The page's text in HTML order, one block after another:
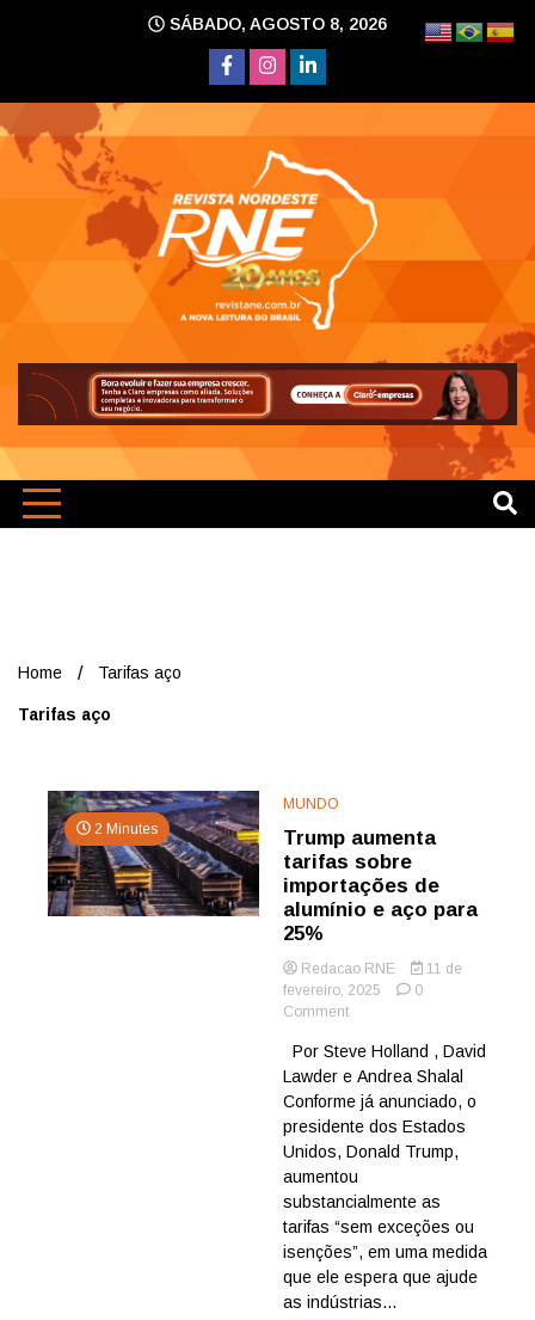
SÁBADO, AGOSTO 8, 2026
Home Tarifas aço
Tarifas aço
2 Minutes
MUNDO
Trump aumenta
tarifas sobre
importações de
alumínio e aço para
25%
Redacao RNE
11 de
fevereiro, 2025
0
Commenton
aumenta
tarifas
sobre
importações
alumínio
e
aço
para
25%
Por Steve Holland , David
Lawder e Andrea Shalal
Conforme já anunciado, o
presidente dos Estados
Unidos, Donald Trump,
aumentou
substancialmente as
tarifas “sem exceções ou
isenções”, em uma medida
que ele espera que ajude
as indústrias...